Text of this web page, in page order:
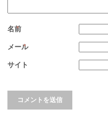
名前
*
メール
*
サイト